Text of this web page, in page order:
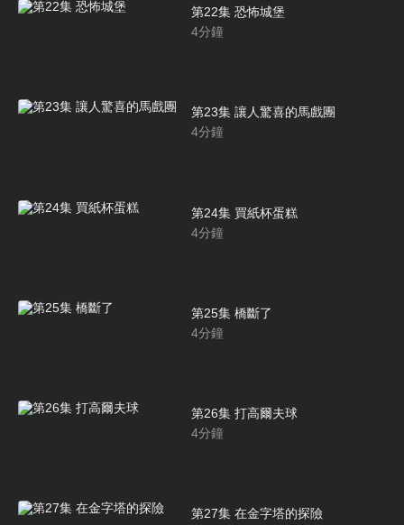
第22集 恐怖城堡
4分鐘
第23集 讓人驚喜的馬戲團
4分鐘
第24集 買紙杯蛋糕
4分鐘
第25集 橋斷了
4分鐘
第26集 打高爾夫球
4分鐘
第27集 在金字塔的探險